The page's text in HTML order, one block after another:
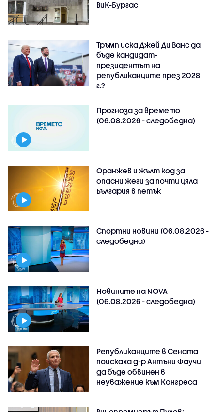
ВиК-Бургас
Тръмп иска Джей Ди Ванс да
бъде кандидат-
президентът на
републиканците през 2028
г.?
Прогноза за времето
(06.08.2026 - следобедна)
Оранжев и жълт код за
опасни жеги за почти цяла
България в петък
Спортни новини (06.08.2026 -
следобедна)
Новините на NOVA
(06.08.2026 - следобедна)
Републиканците в Сената
поискаха д-р Антъни Фаучи
да бъде обвинен в
неуважение към Конгреса